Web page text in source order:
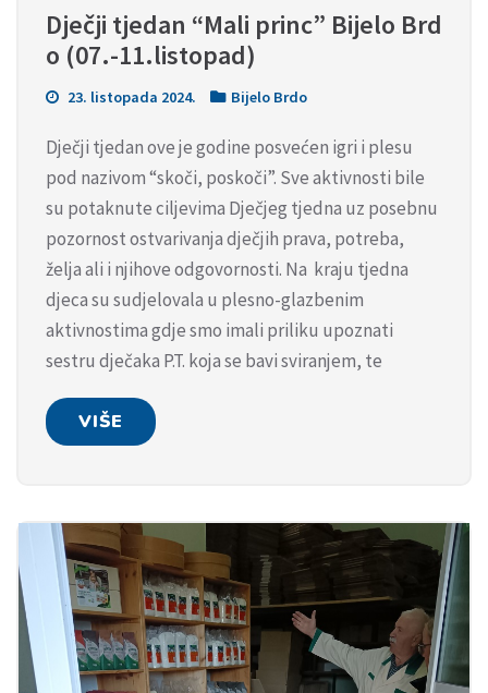
Dječji tjedan “Mali princ” Bijelo Brd
o (07.-11.listopad)
23. listopada 2024. Bijelo Brdo
Dječji tjedan ove je godine posvećen igri i plesu
pod nazivom “skoči, poskoči”. Sve aktivnosti bile
su potaknute ciljevima Dječjeg tjedna uz posebnu
pozornost ostvarivanja dječjih prava, potreba,
želja ali i njihove odgovornosti. Na kraju tjedna
djeca su sudjelovala u plesno-glazbenim
aktivnostima gdje smo imali priliku upoznati
sestru dječaka P.T. koja se bavi sviranjem, te
VIŠE